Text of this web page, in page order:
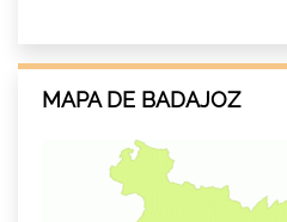
MAPA DE BADAJOZ